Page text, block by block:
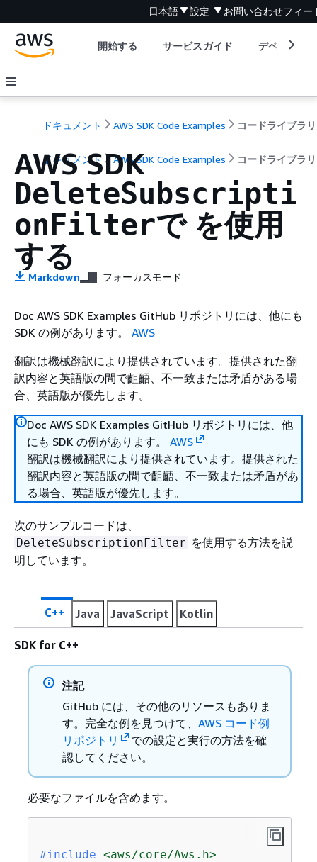
日本語 設定 お問い合わせフィー
開始する サービスガイド デベロッパ
ドキュメント AWS SDK Code Examples コードライブラリ
ドキュメント AWS SDK Code Examples コードライブラリ
AWS SDK
DeleteSubscripti
onFilterで を使用
する
Markdown フォーカスモード
Doc AWS SDK Examples GitHub リポジトリには、他にも
SDK の例があります。 AWS
翻訳は機械翻訳により提供されています。提供された翻
訳内容と英語版の間で齟齬、不一致または矛盾がある場
合、英語版が優先します。
Doc AWS SDK Examples GitHub リポジトリには、他
にも SDK の例があります。 AWS
翻訳は機械翻訳により提供されています。提供された
翻訳内容と英語版の間で齟齬、不一致または矛盾があ
る場合、英語版が優先します。
次のサンプルコードは、
DeleteSubscriptionFilter を使用する方法を説
明しています。
C++ Java JavaScript Kotlin
SDK for C++
注記
GitHub には、その他のリソースもありま
す。完全な例を見つけて、 AWS コード例
リポジトリ
での設定と実行の方法を確
認してください。
必要なファイルを含めます。
#include <aws/core/Aws.h>